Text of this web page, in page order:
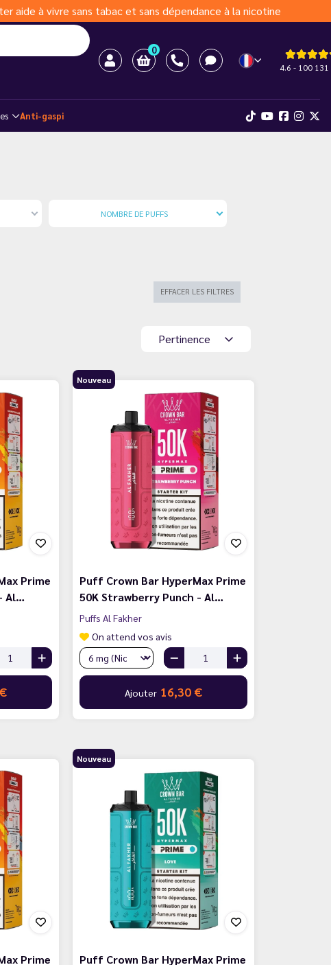
aide à vivre sans tabac et sans dépendance à la nicotine
0
4.6 - 100 131
Anti-gaspi
NOMBRE DE PUFFS
EFFACER LES FILTRES
Pertinence
Prime
Al…
Nouveau
Puff Crown Bar HyperMax Prime
50K Strawberry Punch - Al…
Puffs Al Fakher
On attend vos avis
Ajouter 16,30 €
Prime
Nouveau
Puff Crown Bar HyperMax Prime